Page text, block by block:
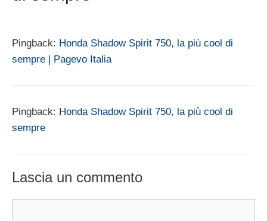
Pingback: Honda Shadow Spirit 750, la più cool di
sempre | Pagevo Italia
Pingback: Honda Shadow Spirit 750, la più cool di
sempre
Lascia un commento